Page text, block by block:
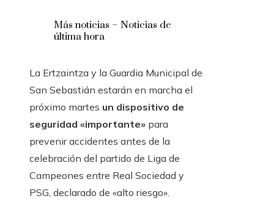
Más noticias – Noticias de
última hora
La Ertzaintza y la Guardia Municipal de
San Sebastián estarán en marcha el
próximo martes un dispositivo de
seguridad «importante» para
prevenir accidentes antes de la
celebración del partido de Liga de
Campeones entre Real Sociedad y
PSG, declarado de «alto riesgo».